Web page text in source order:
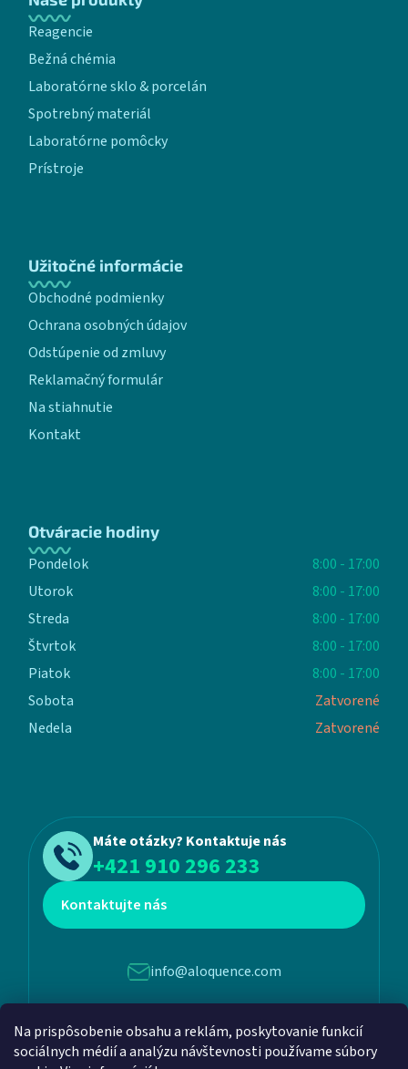
Na prispôsobenie obsahu a reklám, poskytovanie funkcií
sociálnych médií a analýzu návštevnosti používame súbory
Reagencie
Bežná chémia
Laboratórne sklo & porcelán
Spotrebný materiál
Laboratórne pomôcky
Prístroje
Užitočné informácie
Obchodné podmienky
Ochrana osobných údajov
Odstúpenie od zmluvy
Reklamačný formulár
Na stiahnutie
Kontakt
Otváracie hodiny
Pondelok
8:00 - 17:00
Utorok
8:00 - 17:00
Streda
8:00 - 17:00
Štvrtok
8:00 - 17:00
Piatok
8:00 - 17:00
Sobota
Zatvorené
Nedela
Zatvorené
Máte otázky? Kontaktuje nás
+421 910 296 233
Kontaktujte nás
info@aloquence.com
Martina Benku 6, 952 01, Vráble